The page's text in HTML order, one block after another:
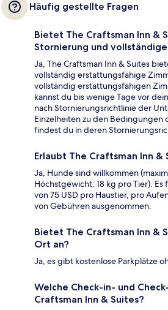
Häufig gestellte Fragen
Bietet The Craftsman Inn &
Stornierung und
Ja, The Craftsman Inn & Suites
vollständig erstattungsfähige
vollständig erstattungsfähigen
kannst du bis wenige Tage vor
nach Stornierungsrichtlinie der
Einzelheiten zu den
findest du in deren
Erlaubt The Craftsman Inn &
Ja, Hunde sind willkommen
Höchstgewicht: 18 kg pro Tier).
von 75 USD pro Haustier, pro
von Gebühren ausgenommen.
Bietet The Craftsman Inn &
Ort an?
Ja, es gibt kostenlose Parkplätze
Welche Check-in- und
Craftsman Inn & Suites?